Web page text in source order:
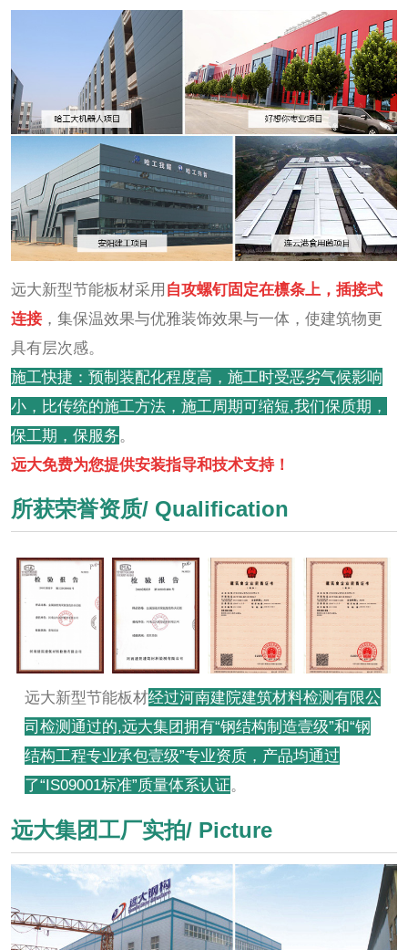
远大新型节能板材采用 自攻螺钉固定在檩条上，插接式
连接，集保温效果与优雅装饰效果与一体，使建筑物更
具有层次感。
施工快捷：预制装配化程度高，施工时受恶劣气候影响
小，比传统的施工方法，施工周期可缩短,我们保质期，
保工期，保服务。
远大免费为您提供安装指导和技术支持！
所获荣誉资质/ Qualification
远大新型节能板材经过河南建院建筑材料检测有限公
司检测通过的,远大集团拥有“钢结构制造壹级”和“钢
结构工程专业承包壹级”专业资质，产品均通过
了“IS09001标准”质量体系认证。
远大集团工厂实拍/ Picture